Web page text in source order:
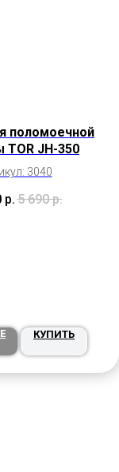
поломоечной
JH-350
3040
р.5 690 р.
КУПИТЬ